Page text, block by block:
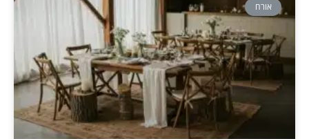
אורח